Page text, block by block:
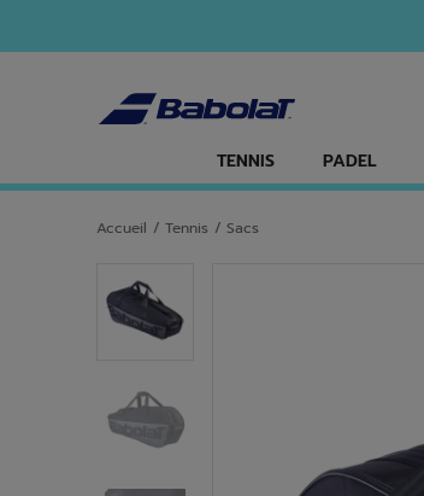
TENNIS PADEL
Accueil / Tennis / Sacs